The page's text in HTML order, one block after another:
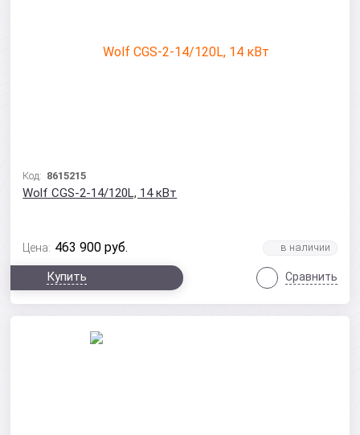
Код: 8615215
Wolf CGS-2-14/120L, 14 кВт
Цена: 463 900 руб.
Купить Сравнить